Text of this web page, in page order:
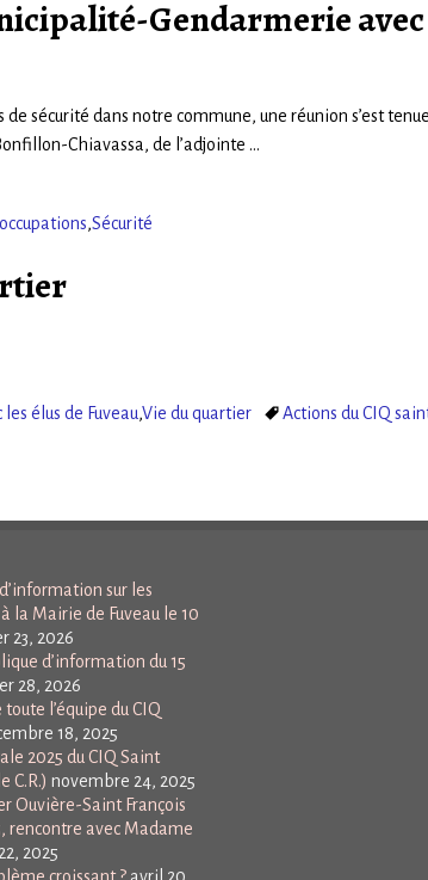
Gendarmerie avec
sécurité dans notre commune, une réunion s’est
Chiavassa, de l’adjointe …
,Sécurité
élus de Fuveau,Vie du quartier Actions du CIQ
sur les
la Mairie de Fuveau le 10
23, 2026
d’information du 15
28, 2026
l’équipe du CIQ
18, 2025
2025 du CIQ Saint
C.R.) novembre 24, 2025
Ouvière-Saint François
rencontre avec Madame
2025